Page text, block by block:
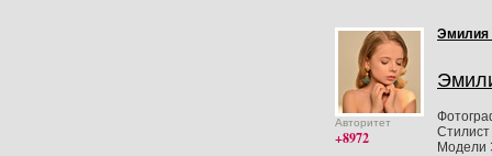
Авторитет
+8972
Эмилия
Стилист
Модели